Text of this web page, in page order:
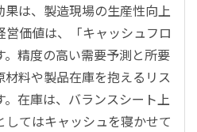
果は、製造現場の生産性向上
営価値は、「キャッシュフロ
精度の高い需要予測と所要
料や製品在庫を抱えるリス
在庫は、バランスシート上
てはキャッシュを寝かせて